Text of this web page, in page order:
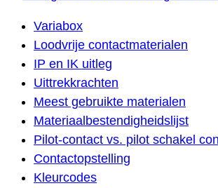
Variabox
Loodvrije contactmaterialen
IP en IK uitleg
Uittrekkrachten
Meest gebruikte materialen
Materiaalbestendigheidslijst
Pilot-contact vs. pilot schakel
Contactopstelling
Kleurcodes